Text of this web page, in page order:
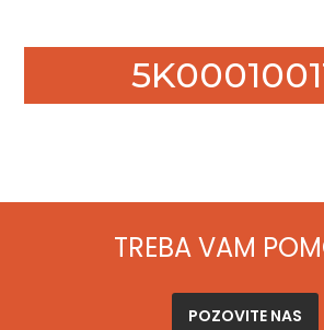
TREBA VAM
POZOVITE NAS